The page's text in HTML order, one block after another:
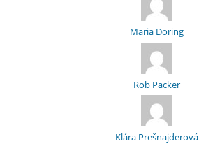
Maria Döring
Rob Packer
Klára Prešnajderová